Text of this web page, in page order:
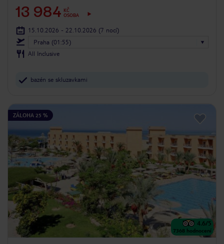
13 984 KČ
OSOBA
15.10.2026 - 22.10.2026 (7 nocí)
Praha (01:55)
All Inclusive
bazén se skluzavkami
ZÁLOHA 25 %
4.6/5
7368 hodnocení